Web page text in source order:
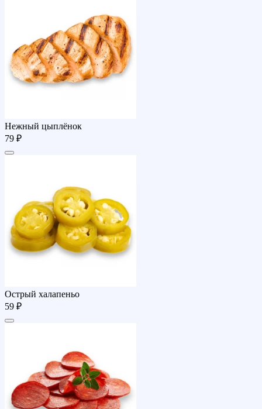
Нежный цыплёнок
79 ₽
Острый халапеньо
59 ₽